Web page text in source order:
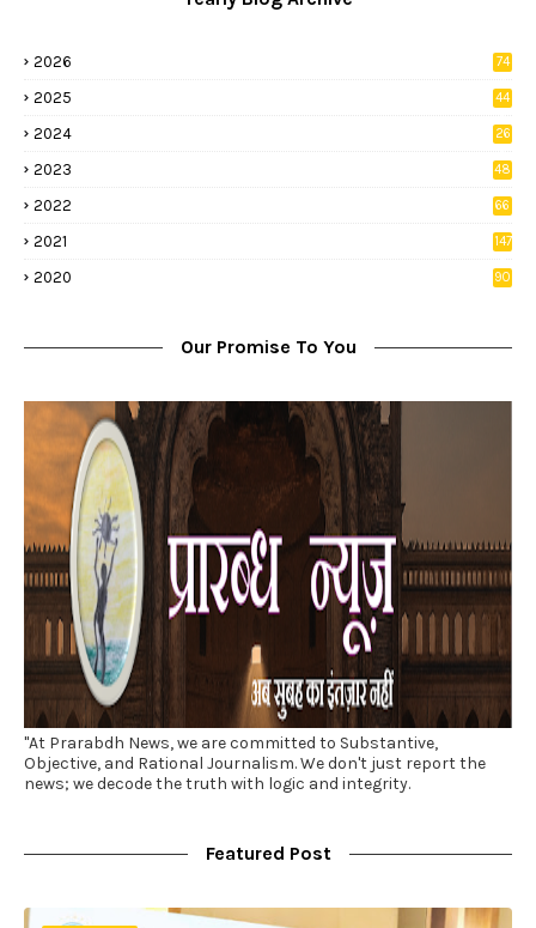
2026
74
2025
44
2024
26
2023 48
2022
66
2021
147
2020
90
Our Promise To You
"At Prarabdh News, we are committed to Substantive,
Objective, and Rational Journalism. We don't just report the
news; we decode the truth with logic and integrity.
Featured Post